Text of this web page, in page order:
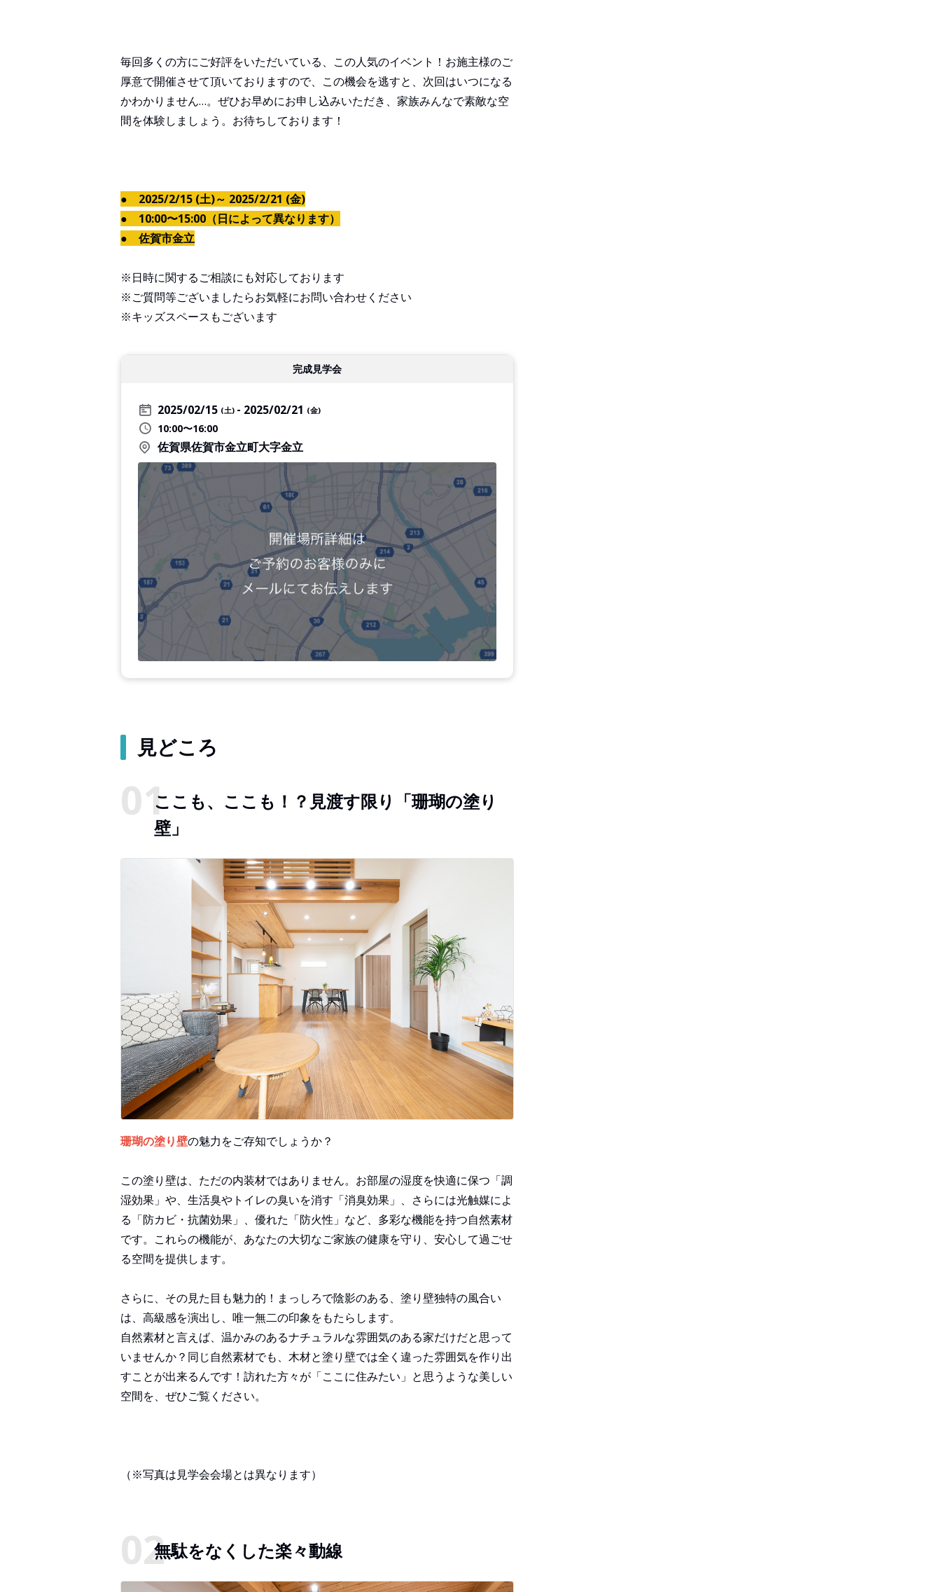
毎回多くの方にご好評をいただいている、この人気のイベント！お施主様のご
厚意で開催させて頂いておりますので、この機会を逃すと、次回はいつになる
かわかりません…。ぜひお早めにお申し込みいただき、家族みんなで素敵な空
間を体験しましょう。お待ちしております！
● 2025/2/15 (土)～ 2025/2/21 (金)
● 10:00〜15:00（日によって異なります）
● 佐賀市金立
※日時に関するご相談にも対応しております
※ご質問等ございましたらお気軽にお問い合わせください
※キッズスペースもございます
完成見学会
2025/02/15 (土) 2025/02/21 (金)
10:00〜16:00
佐賀県佐賀市金立町大字金立
見どころ
ここも、ここも！？見渡す限り「珊瑚の塗り
壁」
珊瑚の塗り壁の魅力をご存知でしょうか？
この塗り壁は、ただの内装材ではありません。お部屋の湿度を快適に保つ「調
湿効果」や、生活臭やトイレの臭いを消す「消臭効果」、さらには光触媒によ
る「防カビ・抗菌効果」、優れた「防火性」など、多彩な機能を持つ自然素材
です。これらの機能が、あなたの大切なご家族の健康を守り、安心して過ごせ
る空間を提供します。
さらに、その見た目も魅力的！まっしろで陰影のある、塗り壁独特の風合い
は、高級感を演出し、唯一無二の印象をもたらします。
自然素材と言えば、温かみのあるナチュラルな雰囲気のある家だけだと思って
いませんか？同じ自然素材でも、木材と塗り壁では全く違った雰囲気を作り出
すことが出来るんです！訪れた方々が「ここに住みたい」と思うような美しい
空間を、ぜひご覧ください。
（※写真は見学会会場とは異なります）
無駄をなくした楽々動線